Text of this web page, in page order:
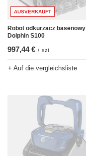
AUSVERKAUFT
Robot odkurzacz basenowy
Dolphin S100
997,44 € / szt.
+ Auf die vergleichsliste